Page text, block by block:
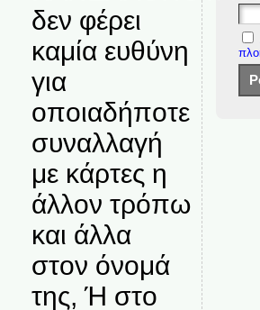
δεν φέρει
καμία ευθύνη
για
οποιαδήποτε
συναλλαγή
με κάρτες η
άλλον τρόπω
και άλλα
στον όνομά
της, Ή στο